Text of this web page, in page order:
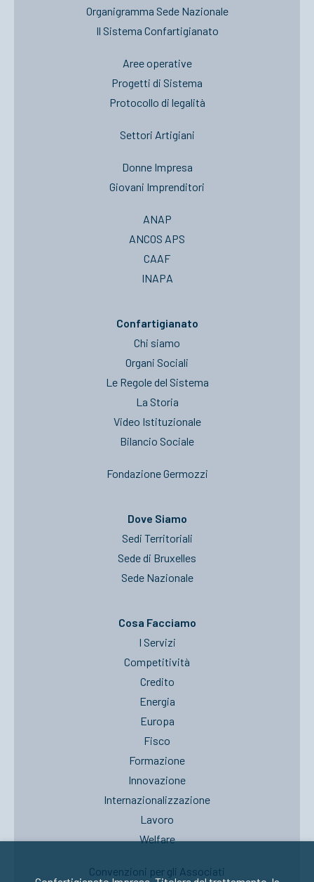
Organigramma Sede Nazionale
Il Sistema Confartigianato
Aree operative
Progetti di Sistema
Protocollo di legalità
Settori Artigiani
Donne Impresa
Giovani Imprenditori
ANAP
ANCOS APS
CAAF
INAPA
Confartigianato
Chi siamo
Organi Sociali
Le Regole del Sistema
La Storia
Video Istituzionale
Bilancio Sociale
Fondazione Germozzi
Dove Siamo
Sedi Territoriali
Sede di Bruxelles
Sede Nazionale
Cosa Facciamo
I Servizi
Competitività
Credito
Energia
Europa
Fisco
Formazione
Innovazione
Internazionalizzazione
Lavoro
Welfare
Convenzioni per gli Associati